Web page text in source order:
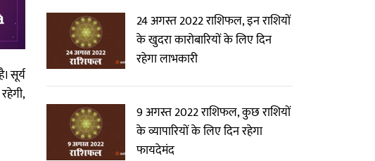
सूर्य
24 अगस्त 2022 राशिफल, इन राशियों
के खुदरा कारोबारियों के लिए दिन
रहेगा लाभकारी
9 अगस्त 2022 राशिफल, कुछ राशियों
के व्यापारियों के लिए दिन रहेगा
फायदेमंद